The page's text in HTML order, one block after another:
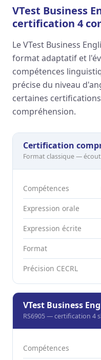
VTest Business
certification 4
Le VTest Business
format adaptatif et
compétences
précise du niveau
certaines
compréhension.
Certification
Format classique —
Compétences
Expression orale
Expression écrite
Format
Précision CECRL
VTest Business
RS6905 — certification 4
Compétences